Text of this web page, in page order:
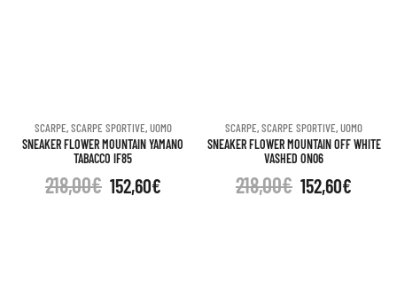
SCARPE,SCARPE SPORTIVE,UOMO
SNEAKER FLOWER MOUNTAIN YAMANO
TABACCO IF85
218,00€ 152,60€
SCARPE,SCARPE SPORTIVE,UOMO
SNEAKER FLOWER MOUNTAIN OFF WHITE
VASHED ON06
218,00€ 152,60€